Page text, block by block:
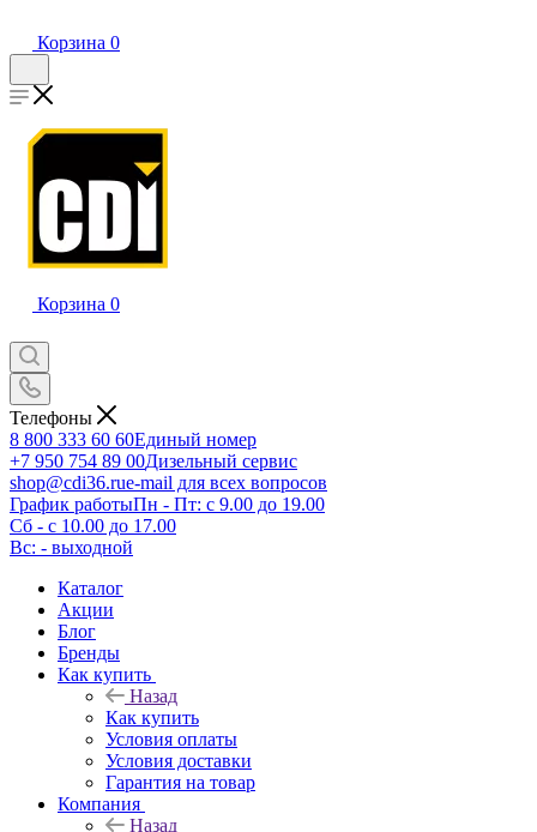
Корзина 0
Корзина 0
Телефоны
8 800 333 60 60Единый номер
+7 950 754 89 00Дизельный сервис
shop@cdi36.rue-mail для всех вопросов
График работыПн - Пт: с 9.00 до 19.00
Сб - с 10.00 до 17.00
Вс: - выходной
Каталог
Акции
Блог
Бренды
Как купить
Назад
Как купить
Условия оплаты
Условия доставки
Гарантия на товар
Компания
Назад